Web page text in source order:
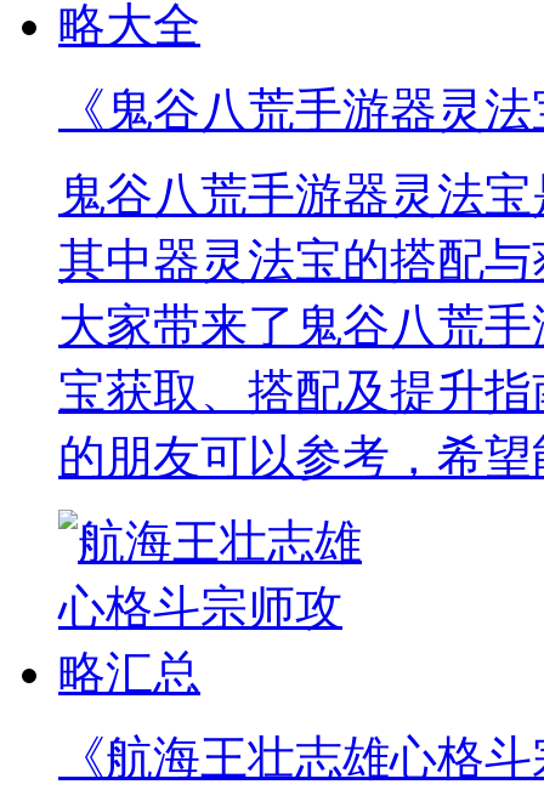
《鬼谷八荒手游器灵
鬼谷八荒手游器灵法
其中器灵法宝的搭配
大家带来了鬼谷八荒
宝获取、搭配及提升
的朋友可以参考，希
《航海王壮志雄心格